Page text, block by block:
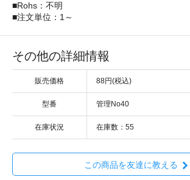
■Rohs：不明
■注文単位：1～
その他の詳細情報
販売価格 88円(税込)
型番 管理No40
在庫状況 在庫数：55
この商品を友達に教える